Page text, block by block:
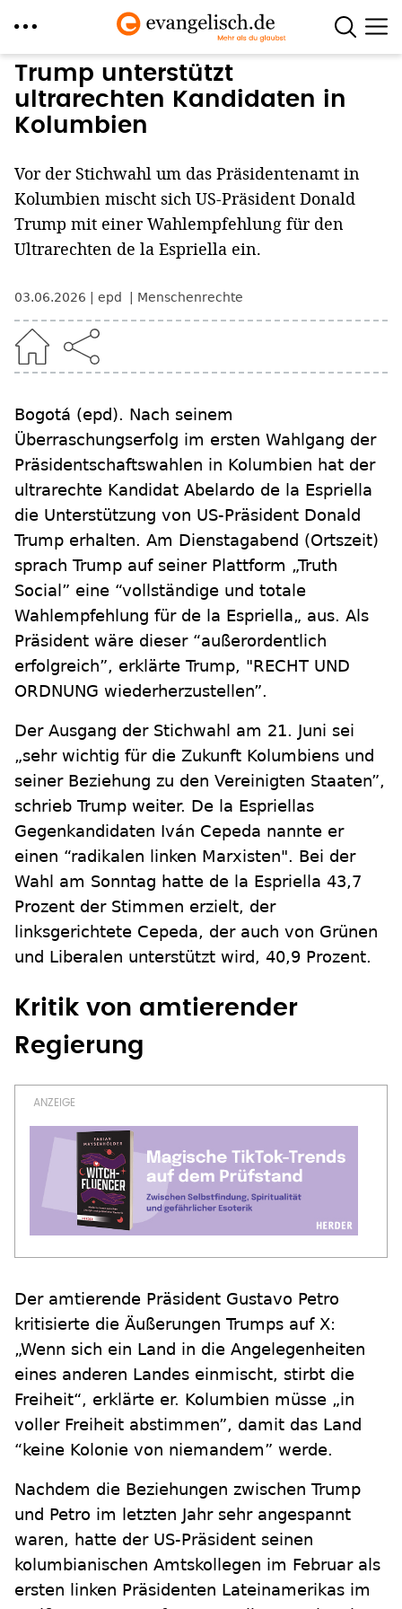
Direkt
zum
Inhalt
Trump unterstützt
ultrarechten Kandidaten in
Kolumbien
Vor der Stichwahl um das Präsidentenamt in
Kolumbien mischt sich US-Präsident Donald
Trump mit einer Wahlempfehlung für den
Ultrarechten de la Espriella ein.
03.06.2026 epd Menschenrechte
Bogotá (epd). Nach seinem
Überraschungserfolg im ersten Wahlgang der
Präsidentschaftswahlen in Kolumbien hat der
ultrarechte Kandidat Abelardo de la Espriella
die Unterstützung von US-Präsident Donald
Trump erhalten. Am Dienstagabend (Ortszeit)
sprach Trump auf seiner Plattform „Truth
Social” eine “vollständige und totale
Wahlempfehlung für de la Espriella„ aus. Als
Präsident wäre dieser “außerordentlich
erfolgreich”, erklärte Trump, "RECHT UND
ORDNUNG wiederherzustellen”.
Der Ausgang der Stichwahl am 21. Juni sei
„sehr wichtig für die Zukunft Kolumbiens und
seiner Beziehung zu den Vereinigten Staaten”,
schrieb Trump weiter. De la Espriellas
Gegenkandidaten Iván Cepeda nannte er
einen “radikalen linken Marxisten". Bei der
Wahl am Sonntag hatte de la Espriella 43,7
Prozent der Stimmen erzielt, der
linksgerichtete Cepeda, der auch von Grünen
und Liberalen unterstützt wird, 40,9 Prozent.
Kritik von amtierender
Regierung
Der amtierende Präsident Gustavo Petro
kritisierte die Äußerungen Trumps auf X:
„Wenn sich ein Land in die Angelegenheiten
eines anderen Landes einmischt, stirbt die
Freiheit“, erklärte er. Kolumbien müsse „in
voller Freiheit abstimmen”, damit das Land
“keine Kolonie von niemandem” werde.
Nachdem die Beziehungen zwischen Trump
und Petro im letzten Jahr sehr angespannt
waren, hatte der US-Präsident seinen
kolumbianischen Amtskollegen im Februar als
ersten linken Präsidenten Lateinamerikas im